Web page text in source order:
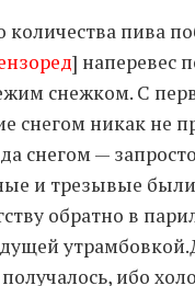
количества пива
] наперевес
снежком. C
снегом никак не
снегом —
и трезывые
обратно в
ибо
TAGZZZZ
24-70/2.8(52) 35mm/
75mm/f1.2(17) 85/1.4D
automotive (22) Balti
drone(19) fujifilm(28)
homestudio(16)
Internet
(43) (56)
(20)